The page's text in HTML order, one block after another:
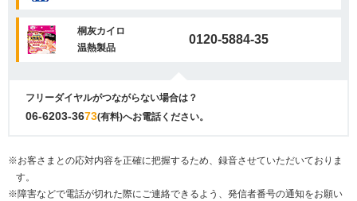
桐灰カイロ
温熱製品
0120-5884-35
フリーダイヤルがつながらない場合は？
06-6203-3673(有料)へお電話ください。
※お客さまとの応対内容を正確に把握するため、録音させていただいておりま
す。
※障害などで電話が切れた際にご連絡できるよう、発信者番号の通知をお願い